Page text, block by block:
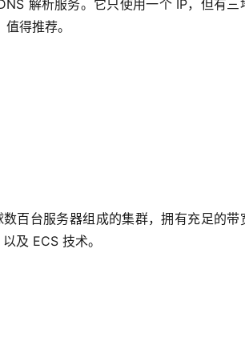
解析服务。它只使用一个 IP，但有三
得推荐。
百台服务器组成的集群，拥有充足的带
及 ECS 技术。